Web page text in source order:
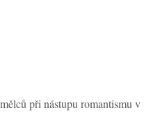
při nástupu